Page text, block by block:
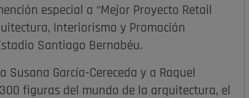
especial a “Mejor Proyecto Retail
Interiorismo y Promoción
Santiago Bernabéu.
García-Cereceda y a Raquel
figuras del mundo de la arquitectura, el